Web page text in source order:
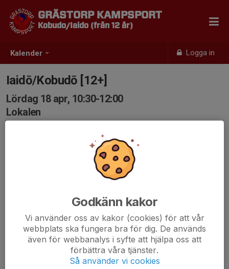
Kalender Logga in
GRÄSTORP KAMPSPORT
Kobudo/Iaido (från 12 år)
Iaidō/Kobudō [12+]
Lördag 18 apr, 10:30-12:00
Lokalen
Godkänn kakor
Vi använder oss av kakor (cookies) för att vår
webbplats ska fungera bra för dig. De används
även för webbanalys i syfte att hjälpa oss att
förbättra våra tjänster.
Så använder vi cookies